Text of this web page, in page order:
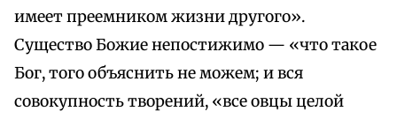
имеет преемником жизни другого».
Существо Божие непостижимо — «что такое
Бог, того объяснить не можем; и вся
совокупность творений, «все овцы целой